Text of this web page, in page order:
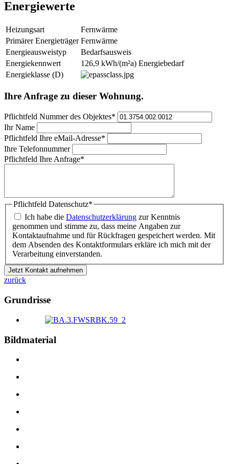
Energiewerte
Heizungsart
Fernwärme
Primärer Energieträger Fernwärme
Energieausweistyp
Bedarfsausweis
Energiekennwert
126,9 kWh/(m²a) Energiebedarf
Energieklasse (D)
Ihre Anfrage zu dieser Wohnung.
Pflichtfeld Nummer des Objektes*
Ihr Name
Pflichtfeld Ihre eMail-Adresse*
Ihre Telefonnummer
Pflichtfeld Ihre Anfrage*
Pflichtfeld Datenschutz*
Ich habe die Datenschutzerklärung zur Kenntnis
genommen und stimme zu, dass meine Angaben zur
Kontaktaufnahme und für Rückfragen gespeichert werden. Mit
dem Absenden des Kontaktformulars erkläre ich mich mit der
Verarbeitung einverstanden.
Jetzt Kontakt aufnehmen
zurück
Grundrisse
Bildmaterial